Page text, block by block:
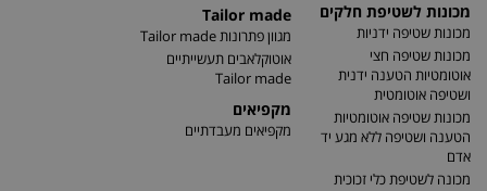
מכונות לשטיפת חלקים
מכונות שטיפה ידניות
מכונות שטיפה חצי
אוטומטיות הטענה ידנית
ושטיפה אוטומטית
מכונות שטיפה אוטומטיות
הטענה ושטיפה ללא מגע יד
אדם
מכונה לשטיפת כלי זכוכית
Tailor made
מגוון פתרונות Tailor made
אוטוקלאבים תעשייתיים
Tailor made
מקפיאים
מקפיאים מעבדתיים